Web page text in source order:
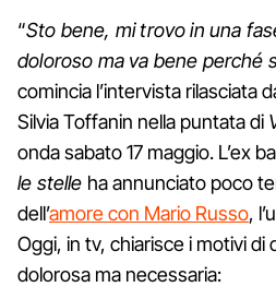
“Sto bene, mi trovo in una
doloroso ma va bene perché
comincia l’intervista rilasciata
Silvia Toffanin nella puntata di
onda sabato 17 maggio. L’ex
le stelle ha annunciato poco
dell’amore con Mario Russo,
Oggi, in tv, chiarisce i motivi di
dolorosa ma necessaria: